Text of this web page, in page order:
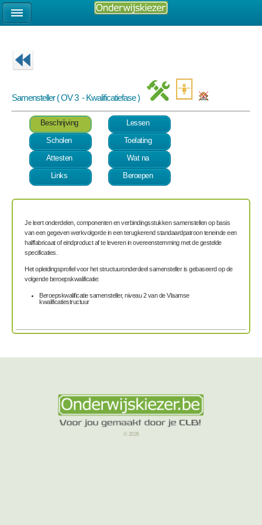
Samensteller ( OV 3 - Kwalificatiefase )
Beschrijving
Lessen
Scholen
Toelating
Attesten
Wat na
Links
Beroepen
Je leert onderdelen, componenten en verbindingsstukken samenstellen op basis
van een gegeven werkvolgorde in een terugkerend standaardpatroon teneinde een
halffabricaat of eindproduct af te leveren in overeenstemming met de gestelde
specificaties.
Het opleidingsprofiel voor het structuuronderdeel samensteller is gebaseerd op de
volgende beroepskwalificatie:
Beroepskwalificatie samensteller, niveau 2 van de Vlaamse
kwalificatiestructuur
© 2026